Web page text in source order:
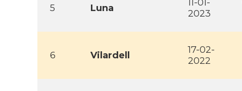
5 Luna
11-01-
2023
6 Vilardell
17-02-
2022